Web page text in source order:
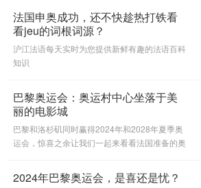
法国申奥成功，还不快趁热打铁看
看jeu的词根词源？
沪江法语每天实时为您提供新鲜有趣的法语百科
知识
巴黎奥运会：奥运村中心坐落于美
丽的电影城
巴黎和洛杉矶同时赢得2024年和2028年夏季奥
运会，惊喜之余让我们一起来看看法国准备的奥
2024年巴黎奥运会，是喜还是忧？